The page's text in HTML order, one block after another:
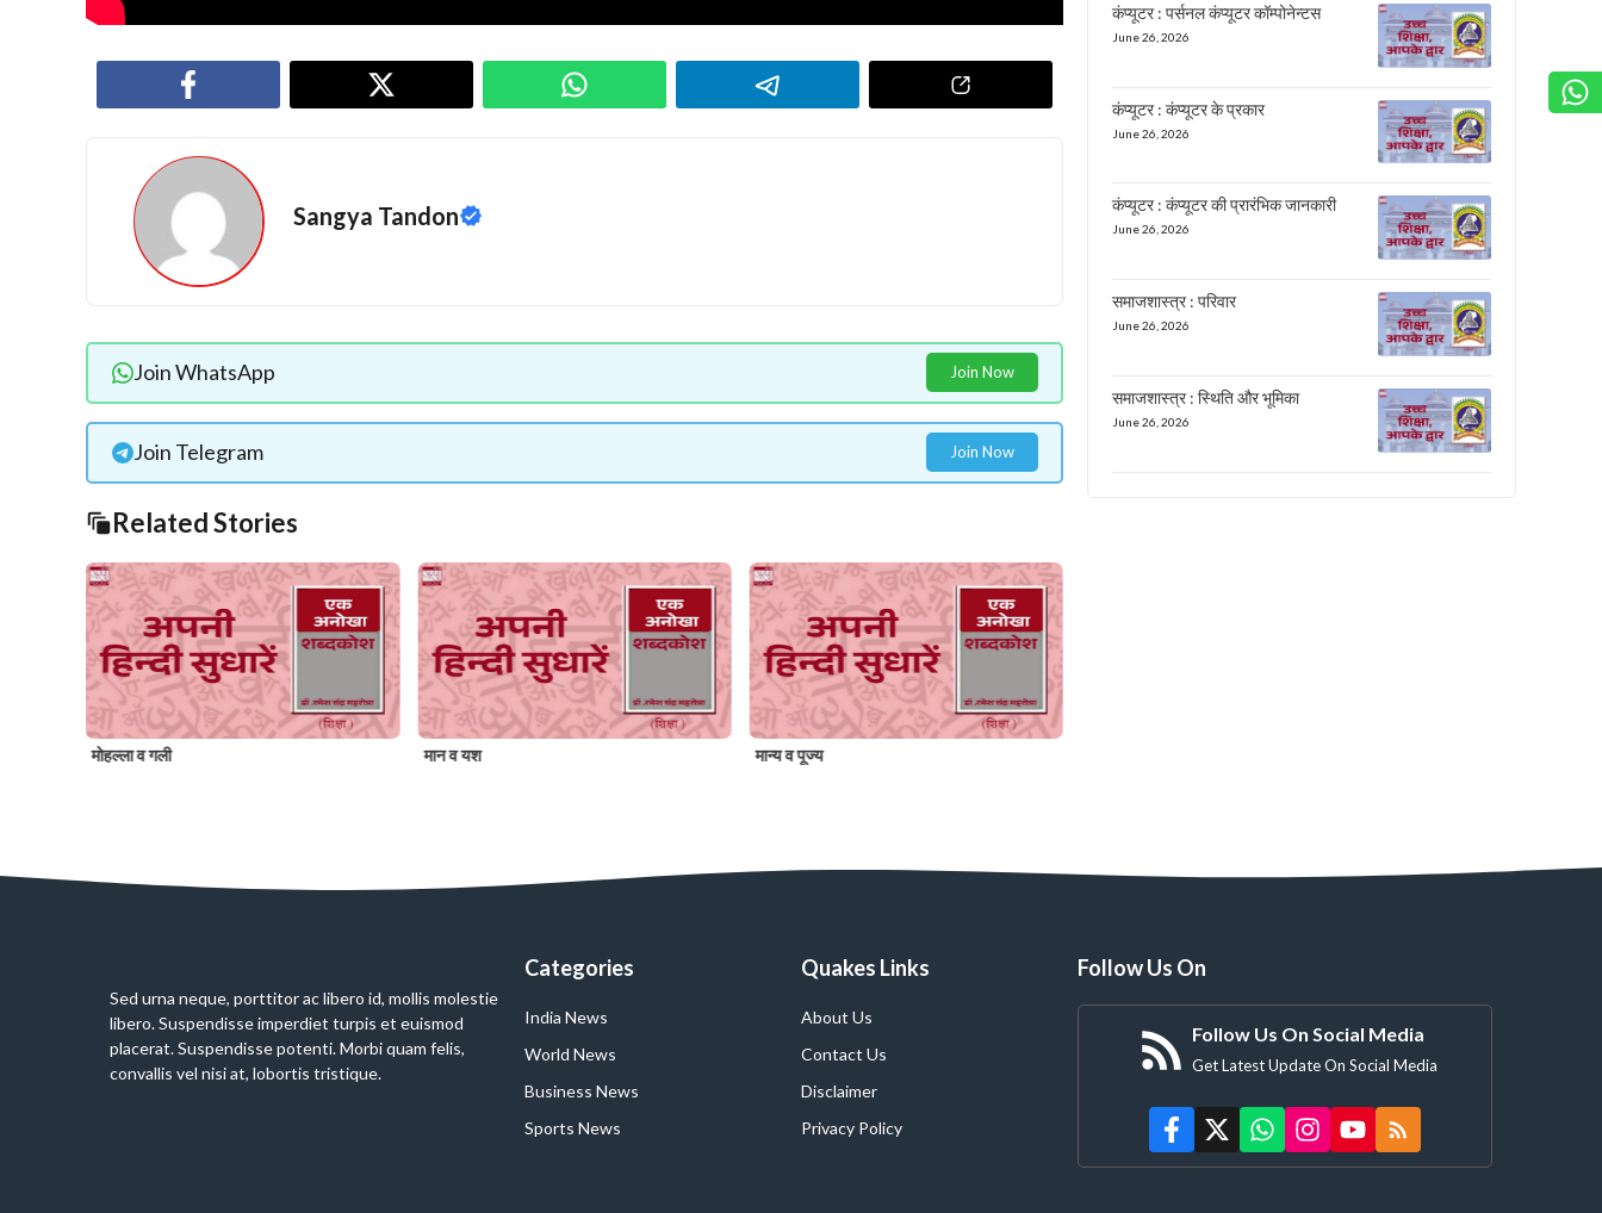
Sangya Tandon
Join WhatsApp Join Now
Join Telegram Join Now
Related Stories
मोहल्ला व गली मान व यश मान्य व पूज्य
कंप्यूटर : पर्सनल कंप्यूटर कॉम्पोनेन्टस
June 26, 2026
कंप्यूटर : कंप्यूटर के प्रकार
June 26, 2026
कंप्यूटर : कंप्यूटर की प्रारंभिक जानकारी
June 26, 2026
समाजशास्त्र : परिवार
June 26, 2026
समाजशास्त्र : स्थिति और भूमिका
June 26, 2026
Sed urna neque, porttitor ac libero id, mollis molestie
libero. Suspendisse imperdiet turpis et euismod
placerat. Suspendisse potenti. Morbi quam felis,
convallis vel nisi at, lobortis tristique.
Categories
India News
World News
Business News
Sports News
Quakes Links
About Us
Contact Us
Disclaimer
Privacy Policy
Follow Us On
Follow Us On Social Media
Get Latest Update On Social Media